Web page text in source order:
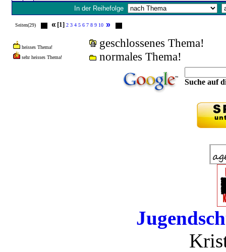
In der Reihefolge
Seiten(29) « [1] 2 3 4 5 6 7 8 9 10 »
heisses Thema!
sehr heisses Thema!
geschlossenes Thema!
normales Thema!
Suche auf